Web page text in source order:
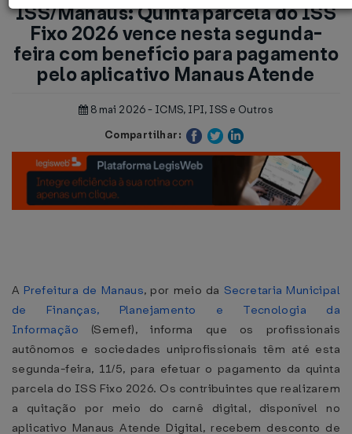
ISS/Manaus: Quinta parcela do ISS
Fixo 2026 vence nesta segunda-
feira com benefício para pagamento
pelo aplicativo Manaus Atende
8 mai 2026 - ICMS, IPI, ISS e Outros
Compartilhar:
A Prefeitura de Manaus, por meio da Secretaria Municipal
de Finanças, Planejamento e Tecnologia da
Informação (Semef), informa que os profissionais
autônomos e sociedades uniprofissionais têm até esta
segunda-feira, 11/5, para efetuar o pagamento da quinta
parcela do ISS Fixo 2026. Os contribuintes que realizarem
a quitação por meio do carnê digital, disponível no
aplicativo Manaus Atende Digital, recebem desconto de